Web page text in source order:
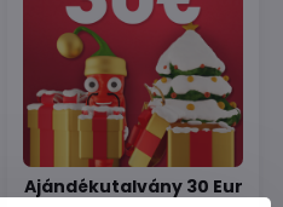
Ajándékutalvány 30 Eur